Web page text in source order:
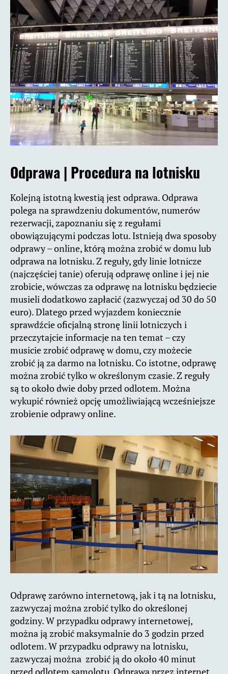
Odprawa | Procedura na lotnisku
Kolejną istotną kwestią jest odprawa. Odprawa
polega na sprawdzeniu dokumentów, numerów
rezerwacji, zapoznaniu się z regułami
obowiązującymi podczas lotu. Istnieją dwa sposoby
odprawy – online, którą można zrobić w domu lub
odprawa na lotnisku. Z reguły, gdy linie lotnicze
(najczęściej tanie) oferują odprawę online i jej nie
zrobicie, wówczas za odprawę na lotnisku będziecie
musieli dodatkowo zapłacić (zazwyczaj od 30 do 50
euro). Dlatego przed wyjazdem koniecznie
sprawdźcie oficjalną stronę linii lotniczych i
przeczytajcie informacje na ten temat – czy
musicie zrobić odprawę w domu, czy możecie
zrobić ją za darmo na lotnisku. Co istotne, odprawę
można zrobić tylko w określonym czasie. Z reguły
są to około dwie doby przed odlotem. Można
wykupić również opcję umożliwiającą wcześniejsze
zrobienie odprawy online.
Odprawę zarówno internetową, jak i tą na lotnisku,
zazwyczaj można zrobić tylko do określonej
godziny. W przypadku odprawy internetowej,
można ją zrobić maksymalnie do 3 godzin przed
odlotem. W przypadku odprawy na lotnisku,
zazwyczaj można zrobić ją do około 40 minut
przed odlotem samolotu. Odprawa przez internet